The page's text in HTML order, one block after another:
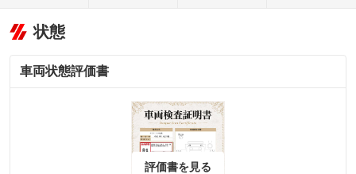
状態
車両状態評価書
評価書を見る